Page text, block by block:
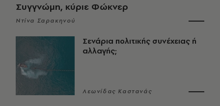
Συγγνώμη, κύριε Φώκνερ
Ντίνα Σαρακηνού
Σενάρια πολιτικής συνέχειας ή
αλλαγής;
Λεωνίδας Καστανάς